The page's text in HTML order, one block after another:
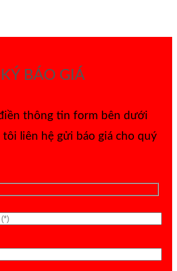
BÁO GIÁ
thông tin form bên dưới
tôi liên hệ gửi báo giá cho quý